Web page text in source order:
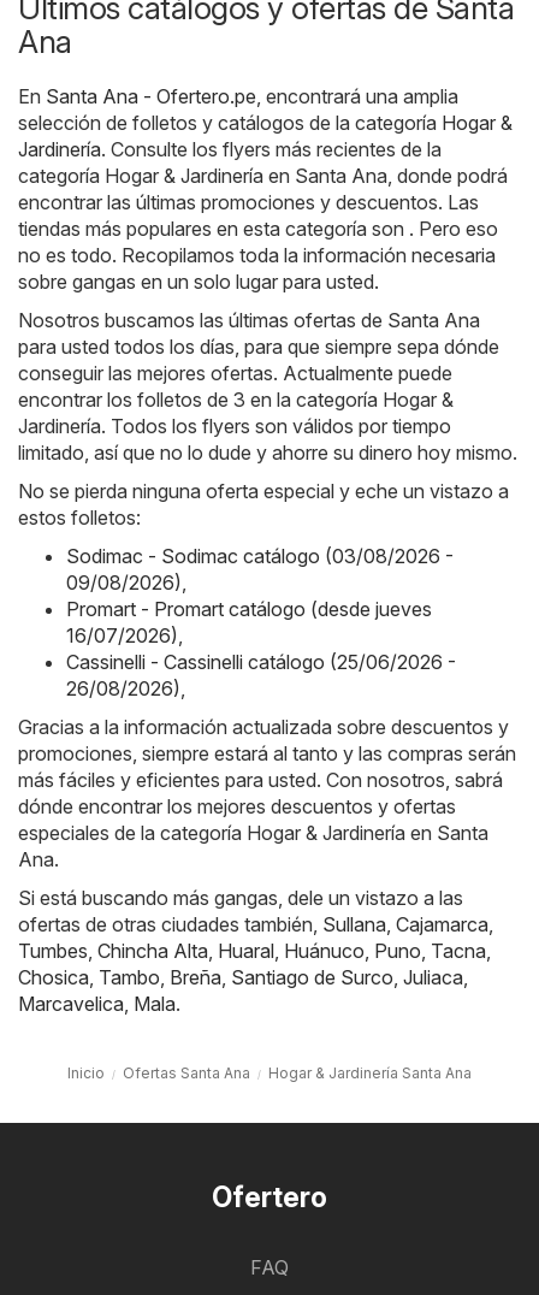
Últimos catálogos y ofertas de Santa
Ana
En Santa Ana - Ofertero.pe , encontrará una amplia
selección de folletos y catálogos de la categoría Hogar &
Jardinería. Consulte los flyers más recientes de la
categoría Hogar & Jardinería en Santa Ana, donde podrá
encontrar las últimas promociones y descuentos. Las
tiendas más populares en esta categoría son . Pero eso
no es todo. Recopilamos toda la información necesaria
sobre gangas en un solo lugar para usted.
Nosotros buscamos las últimas ofertas de Santa Ana
para usted todos los días, para que siempre sepa dónde
conseguir las mejores ofertas. Actualmente puede
encontrar los folletos de 3 en la categoría Hogar &
Jardinería. Todos los flyers son válidos por tiempo
limitado, así que no lo dude y ahorre su dinero hoy mismo.
No se pierda ninguna oferta especial y eche un vistazo a
estos folletos:
Sodimac - Sodimac catálogo (03/08/2026 -
09/08/2026)
Promart - Promart catálogo (desde jueves
16/07/2026)
Cassinelli - Cassinelli catálogo (25/06/2026 -
26/08/2026)
Gracias a la información actualizada sobre descuentos y
promociones, siempre estará al tanto y las compras serán
más fáciles y eficientes para usted. Con nosotros, sabrá
dónde encontrar los mejores descuentos y ofertas
especiales de la categoría Hogar & Jardinería en Santa
Ana.
Si está buscando más gangas, dele un vistazo a las
ofertas de otras ciudades también, Sullana Cajamarca
Tumbes Chincha Alta Huaral Huánuco Puno Tacna
Chosica Tambo Breña Santiago de Surco Juliaca
Marcavelica Mala.
Inicio Ofertas Santa Ana Hogar & Jardinería Santa Ana
Ofertero
FAQ